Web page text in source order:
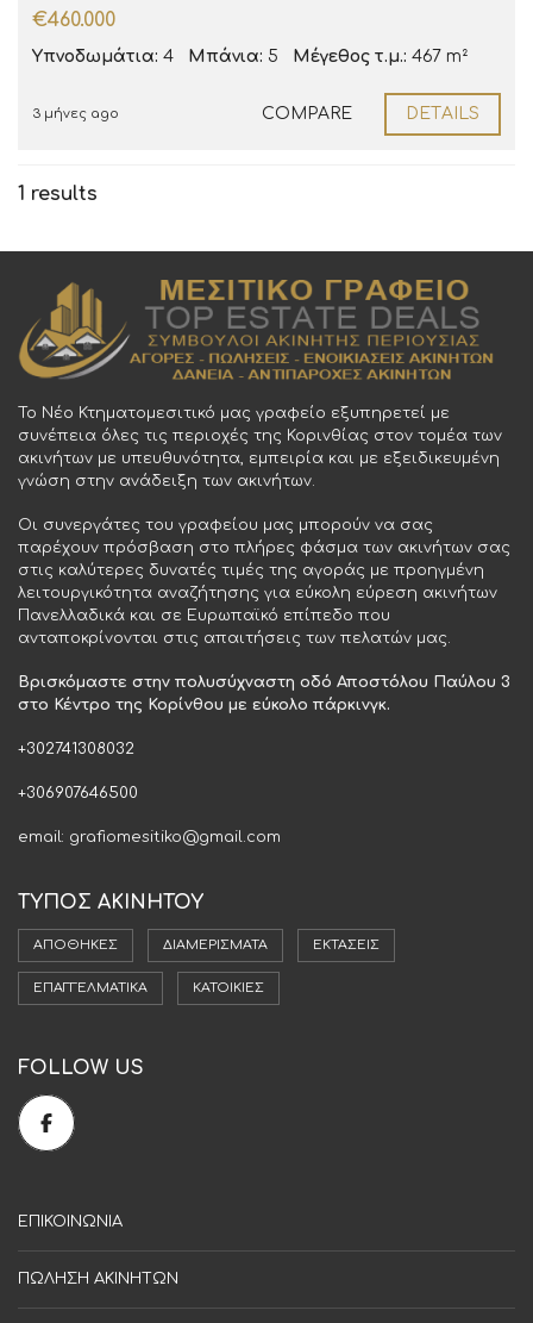
€460.000
Υπνοδωμάτια: 4 Μπάνια: 5 Μέγεθος τ.μ.: 467 m²
3 μήνες ago COMPARE DETAILS
1 results
Το Νέο Κτηματομεσιτικό μας γραφείο εξυπηρετεί με
συνέπεια όλες τις περιοχές της Κορινθίας στον τομέα των
ακινήτων με υπευθυνότητα, εμπειρία και με εξειδικευμένη
γνώση στην ανάδειξη των ακινήτων.
Οι συνεργάτες του γραφείου μας μπορούν να σας
παρέχουν πρόσβαση στο πλήρες φάσμα των ακινήτων σας
στις καλύτερες δυνατές τιμές της αγοράς με προηγμένη
λειτουργικότητα αναζήτησης για εύκολη εύρεση ακινήτων
Πανελλαδικά και σε Ευρωπαϊκό επίπεδο που
ανταποκρίνονται στις απαιτήσεις των πελατών μας.
Βρισκόμαστε στην πολυσύχναστη οδό Αποστόλου Παύλου 3
στο Κέντρο της Κορίνθου με εύκολο πάρκινγκ.
+302741308032
+306907646500
email: grafiomesitiko@gmail.com
ΤΥΠΟΣ ΑΚΙΝΗΤΟΥ
ΑΠΟΘΉΚΕΣ ΔΙΑΜΕΡΊΣΜΑΤΑ ΕΚΤΆΣΕΙΣ
ΕΠΑΓΓΕΛΜΑΤΙΚΆ ΚΑΤΟΙΚΊΕΣ
FOLLOW US
ΕΠΙΚΟΙΝΩΝΙΑ
ΠΩΛΗΣΗ ΑΚΙΝΗΤΩΝ